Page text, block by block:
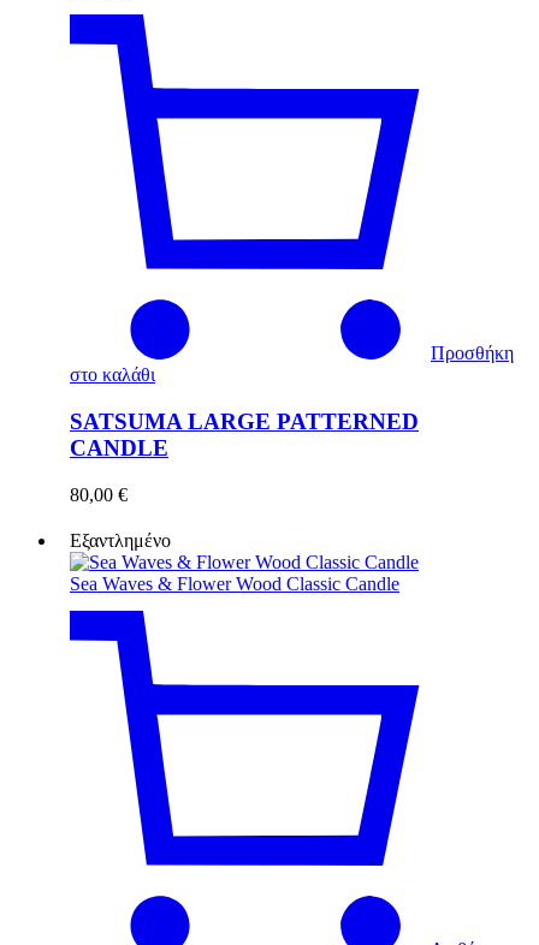
Προσθήκη
στο καλάθι
SATSUMA LARGE PATTERNED
CANDLE
80,00 €
Εξαντλημένο
Sea Waves & Flower Wood Classic Candle